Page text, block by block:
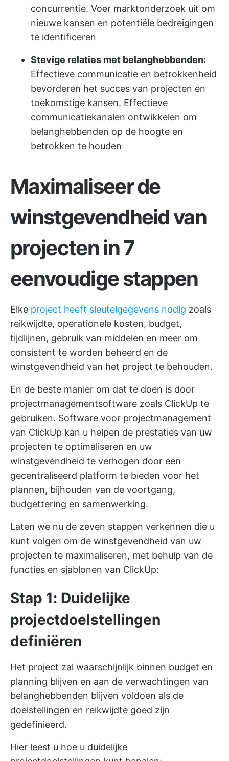
concurrentie. Voer marktonderzoek uit om
nieuwe kansen en potentiële bedreigingen
te identificeren
Stevige relaties met belanghebbenden:
Effectieve communicatie en betrokkenheid
bevorderen het succes van projecten en
toekomstige kansen. Effectieve
communicatiekanalen ontwikkelen om
belanghebbenden op de hoogte en
betrokken te houden
Maximaliseer de
winstgevendheid van
projecten in 7
eenvoudige stappen
Elke project heeft sleutelgegevens nodig zoals
reikwijdte, operationele kosten, budget,
tijdlijnen, gebruik van middelen en meer om
consistent te worden beheerd en de
winstgevendheid van het project te behouden.
En de beste manier om dat te doen is door
projectmanagementsoftware zoals ClickUp te
gebruiken. Software voor projectmanagement
van ClickUp kan u helpen de prestaties van uw
projecten te optimaliseren en uw
winstgevendheid te verhogen door een
gecentraliseerd platform te bieden voor het
plannen, bijhouden van de voortgang,
budgettering en samenwerking.
Laten we nu de zeven stappen verkennen die u
kunt volgen om de winstgevendheid van uw
projecten te maximaliseren, met behulp van de
functies en sjablonen van ClickUp:
Stap 1: Duidelijke
projectdoelstellingen
definiëren
Het project zal waarschijnlijk binnen budget en
planning blijven en aan de verwachtingen van
belanghebbenden blijven voldoen als de
doelstellingen en reikwijdte goed zijn
gedefinieerd.
Hier leest u hoe u duidelijke